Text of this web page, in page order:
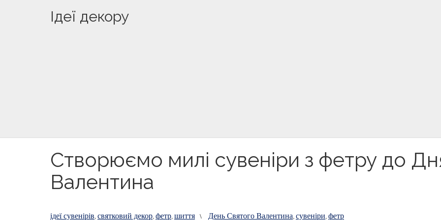
Ідеї декору
Створюємо милі сувеніри з фетру до
Валентина
ідеї сувенірів,святковий декор,фетр,шиття \ День Святого Валентина,сувеніри,фетр